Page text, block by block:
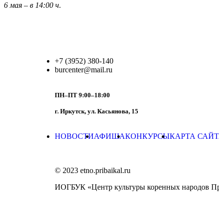
6 мая – в 14:00 ч.
+7 (3952) 380-140
burcenter@mail.ru
ПН–ПТ 9:00–18:00
г. Иркутск, ул. Касьянова, 15
НОВОСТИАФИШАКОНКУРСЫКАРТА
© 2023 etno.pribaikal.ru
ИОГБУК «Центр культуры коренных народов